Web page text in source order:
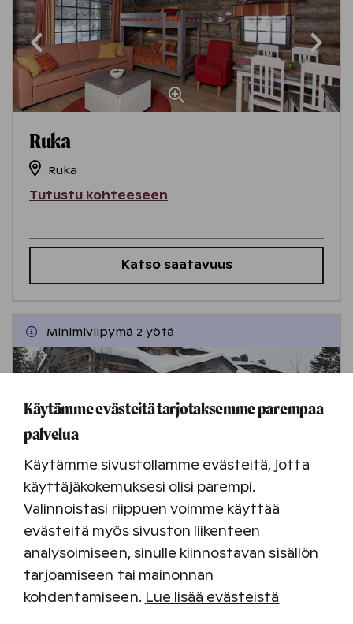
Ruka
Ruka
Tutustu kohteeseen
Katso saatavuus
Minimiviipymä 2 yötä
Rukan lomakylä
Ruka
Tutustu kohteeseen
Käytämme evästeitä tarjotaksemme parempaa
palvelua
Käytämme sivustollamme evästeitä, jotta
käyttäjäkokemuksesi olisi parempi.
Valinnoistasi riippuen voimme käyttää
evästeitä myös sivuston liikenteen
analysoimiseen, sinulle kiinnostavan sisällön
tarjoamiseen tai mainonnan
kohdentamiseen. Lue lisää evästeistä